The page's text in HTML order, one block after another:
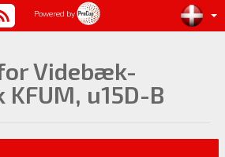
Powered by
Videbæk-
u15D-B